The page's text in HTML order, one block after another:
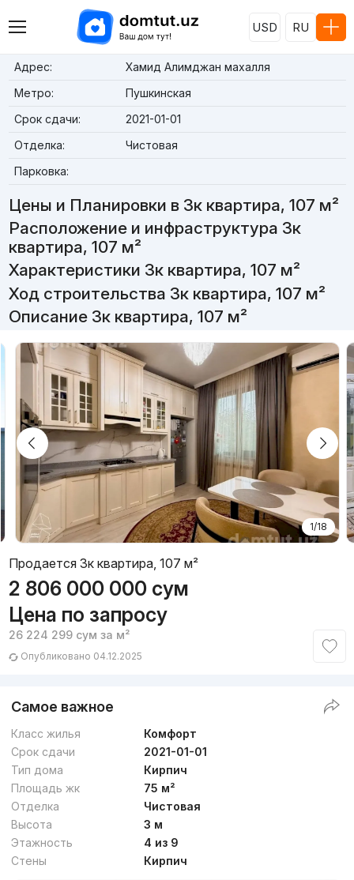
USD RU
Адрес:
Хамид Алимджан махалля
Метро:
Пушкинская
Срок сдачи:
2021-01-01
Отделка:
Чистовая
Парковка:
Цены и Планировки в 3к квартира, 107 м²
Расположение и инфраструктура 3к
квартира, 107 м²
Характеристики 3к квартира, 107 м²
Ход строительства 3к квартира, 107 м²
Описание 3к квартира, 107 м²
1/18
Продается 3к квартира, 107 м²
2 806 000 000 сум
Цена по запросу
26 224 299 сум за м²
Опубликовано 04.12.2025
Самое важное
Класс жилья
Комфорт
Срок сдачи
2021-01-01
Тип дома
Кирпич
Площадь жк
75 м²
Отделка
Чистовая
Высота
3 м
Этажность
4 из 9
Стены
Кирпич